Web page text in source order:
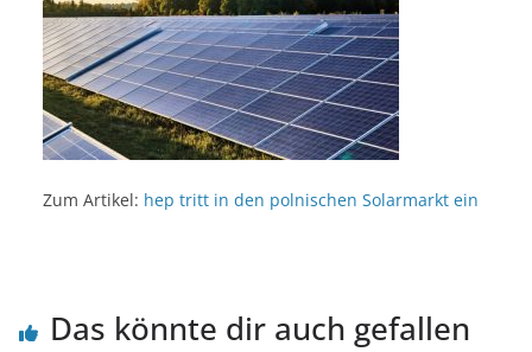
Zum Artikel: hep tritt in den polnischen Solarmarkt ein
Das könnte dir auch gefallen